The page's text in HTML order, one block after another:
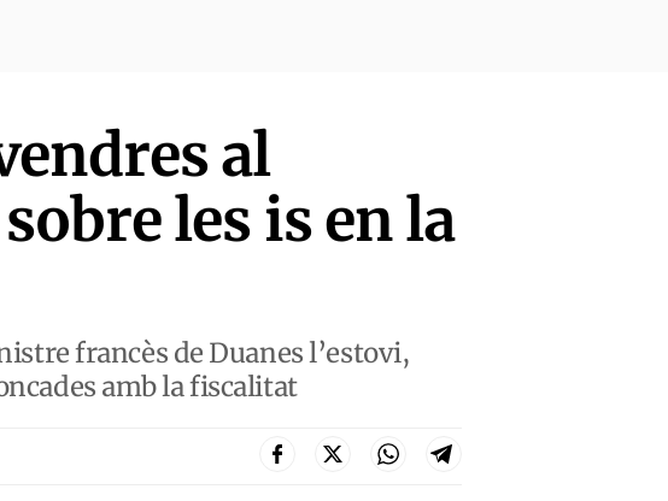
al
les is en la
francès de Duanes l’estovi,
amb la fiscalitat